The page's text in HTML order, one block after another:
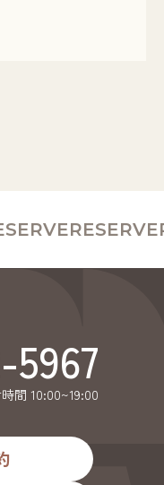
RESERVE
5967
間 10:00~19:00